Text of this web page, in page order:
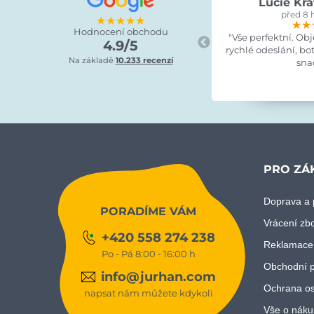
★★★★★
Hodnocení obchodu
4.9/5
Na základě 10.233 recenzí
před 8
"Vše perfektní.
rychlé odeslání,
PORADÍME VÁM
+420 558 274 238
Po - Pá 8:00 - 16:00 h
info@jurhan.com
napsat nám můžete kdykoli
PRO
Doprava a
Vrácení
Obchodní
Ochrana
Vše o